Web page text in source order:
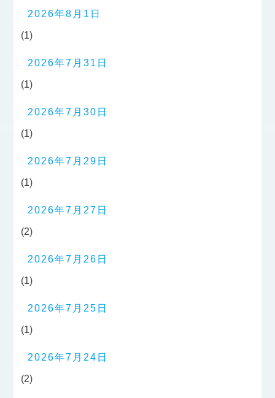
2026年8月1日
(1)
2026年7月31日
(1)
2026年7月30日
(1)
2026年7月29日
(1)
2026年7月27日
(2)
2026年7月26日
(1)
2026年7月25日
(1)
2026年7月24日
(2)